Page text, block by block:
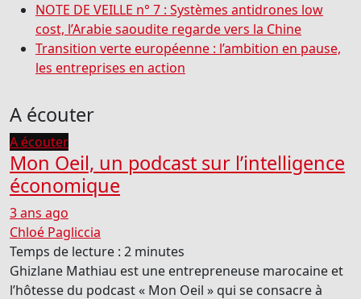
NOTE DE VEILLE n° 7 : Systèmes antidrones low
cost, l’Arabie saoudite regarde vers la Chine
Transition verte européenne : l’ambition en pause,
les entreprises en action
A écouter
A écouter
Mon Oeil, un podcast sur l’intelligence
économique
3 ans ago
Chloé Pagliccia
Temps de lecture : 2 minutes
Ghizlane Mathiau est une entrepreneuse marocaine et
l’hôtesse du podcast « Mon Oeil » qui se consacre à